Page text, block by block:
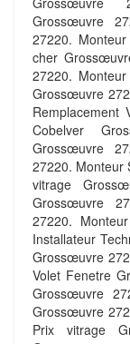
Grossœuvre
27220.
cher
27220.
Grossœuvre
Remplacement
Cobelver
Grossœuvre
27220. Monteur
vitrage
Grossœuvre
27220.
Installateur
Grossœuvre
Volet Fenetre
Grossœuvre
Grossœuvre
Prix vitrage